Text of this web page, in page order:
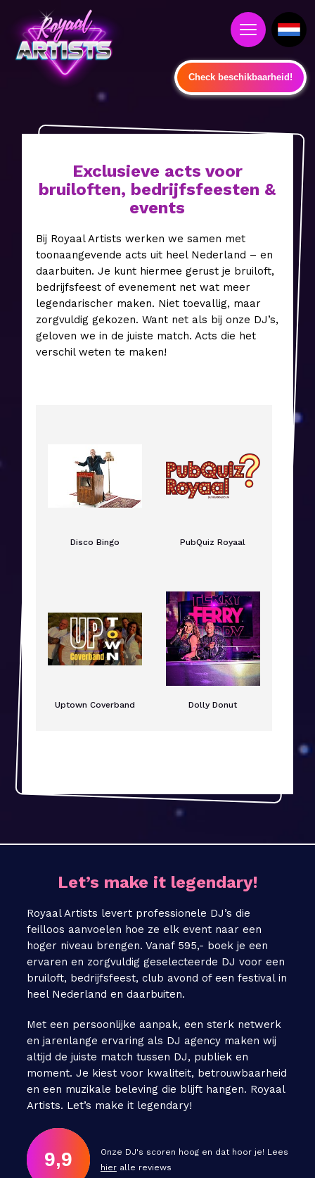
Check beschikbaarheid!
Exclusieve acts voor
bruiloften, bedrijfsfeesten &
events
Bij Royaal Artists werken we samen met
toonaangevende acts uit heel Nederland – en
daarbuiten. Je kunt hiermee gerust je bruiloft,
bedrijfsfeest of evenement net wat meer
legendarischer maken. Niet toevallig, maar
zorgvuldig gekozen. Want net als bij onze DJ’s,
geloven we in de juiste match. Acts die het
verschil weten te maken!
Disco Bingo PubQuiz Royaal
Uptown Coverband Dolly Donut
Let’s make it legendary!
Royaal Artists levert professionele DJ’s die
feilloos aanvoelen hoe ze elk event naar een
hoger niveau brengen. Vanaf 595,- boek je een
ervaren en zorgvuldig geselecteerde DJ voor een
bruiloft, bedrijfsfeest, club avond of een festival in
heel Nederland en daarbuiten.
Met een persoonlijke aanpak, een sterk netwerk
en jarenlange ervaring als DJ agency maken wij
altijd de juiste match tussen DJ, publiek en
moment. Je kiest voor kwaliteit, betrouwbaarheid
en een muzikale beleving die blijft hangen. Royaal
Artists. Let’s make it legendary!
9,9
Onze DJ's scoren hoog en dat hoor je! Lees
hieralle reviews